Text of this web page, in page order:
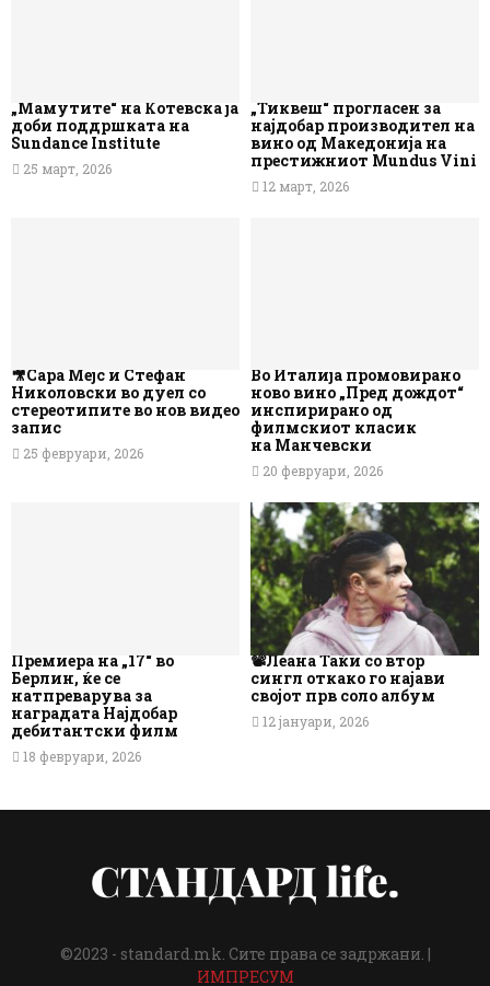
„Мамутите“ на Котевска ја
доби поддршката на
Sundance Institute
25 март, 2026
„Тиквеш“ прогласен за
најдобар производител на
вино од Македонија на
престижниот Mundus Vini
12 март, 2026
🎥Сара Мејс и Стефан
Николовски во дуел со
стереотипите во нов видео
запис
25 февруари, 2026
Во Италија промовирано
ново вино „Пред дождот“
инспирирано од
филмскиот класик
на Манчевски
20 февруари, 2026
Премиера на „17“ во
Берлин, ќе се
натпреварува за
наградата Најдобар
дебитантски филм
18 февруари, 2026
📽️Леана Таќи со втор
сингл откако го најави
својот прв соло албум
12 јануари, 2026
©2023 - standard.mk. Сите права се задржани. |
ИМПРЕСУМ